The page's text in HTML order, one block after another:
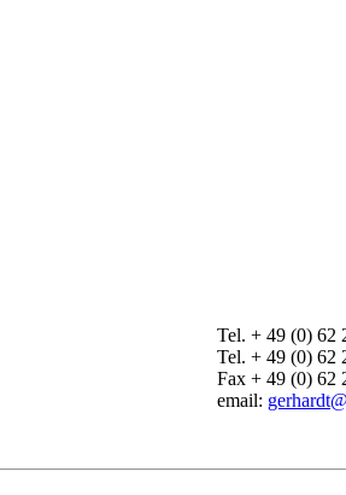
Tel. + 49 (0) 62
Tel. + 49 (0) 62
Fax + 49 (0) 62
email: